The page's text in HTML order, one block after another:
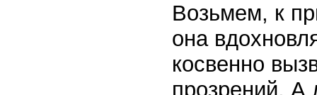
Возьмем, к
она
косвенно
прозрений. А